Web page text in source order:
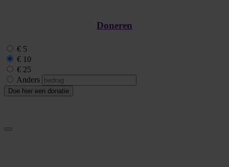
Doneren
€ 5
€ 10
€ 25
Anders
Doe hier een donatie